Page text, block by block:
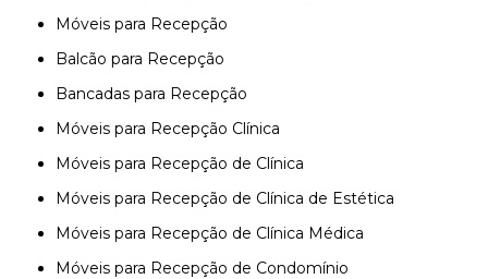
Móveis para Recepção
Balcão para Recepção
Bancadas para Recepção
Móveis para Recepção Clínica
Móveis para Recepção de Clínica
Móveis para Recepção de Clínica de Estética
Móveis para Recepção de Clínica Médica
Móveis para Recepção de Condomínio